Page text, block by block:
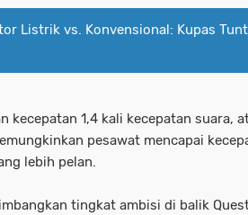
Listrik vs. Konvensional: Kupas
kecepatan 1,4 kali kecepatan suara,
pesawat mencapai
lebih pelan.
tingkat ambisi di balik